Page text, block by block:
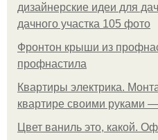
дизайнерские идеи для
дачного участка 105 фото
Фронтон крыши из
профнастила
Квартиры электрика.
квартире своими руками
Цвет ваниль это, какой.